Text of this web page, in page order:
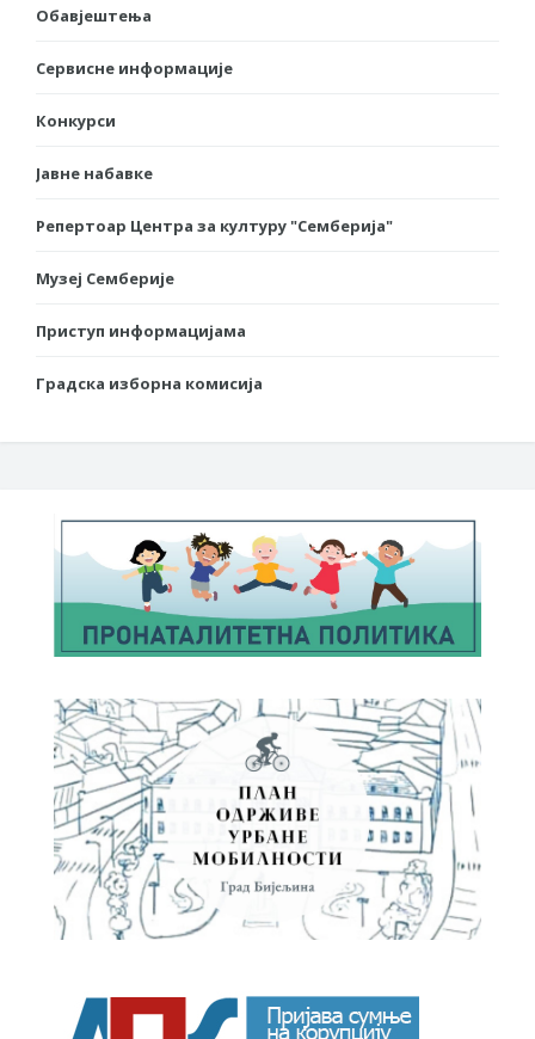
Обавјештења
Сервисне информације
Конкурси
Јавне набавке
Репертоар Центра за културу "Семберија"
Музеј Семберије
Приступ информацијама
Градска изборна комисија